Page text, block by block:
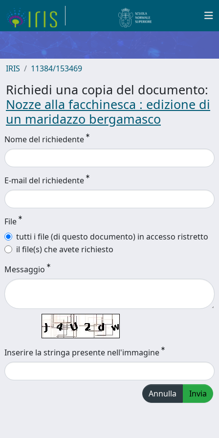
IRIS 11384/153469
Richiedi una copia del documento:
Nozze alla facchinesca : edizione di
un maridazzo bergamasco
Nome del richiedente
E-mail del richiedente
File
tutti i file (di questo documento) in accesso ristretto
il file(s) che avete richiesto
Messaggio
Inserire la stringa presente nell'immagine
Annulla Invia